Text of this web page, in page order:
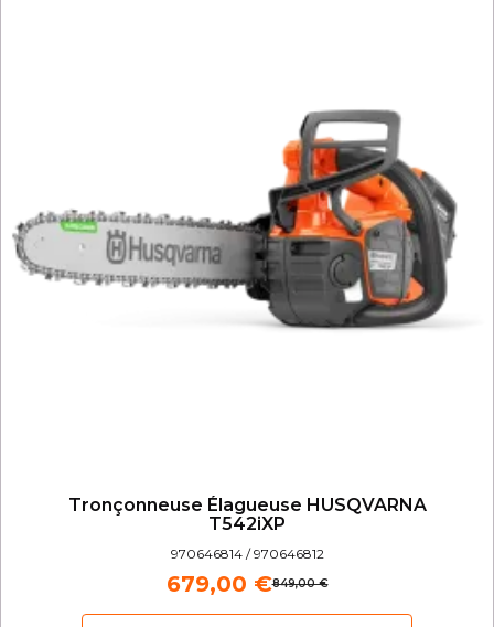
Tronçonneuse Élagueuse HUSQVARNA
T542iXP
970646814 / 970646812
849,00 €
679,00 €